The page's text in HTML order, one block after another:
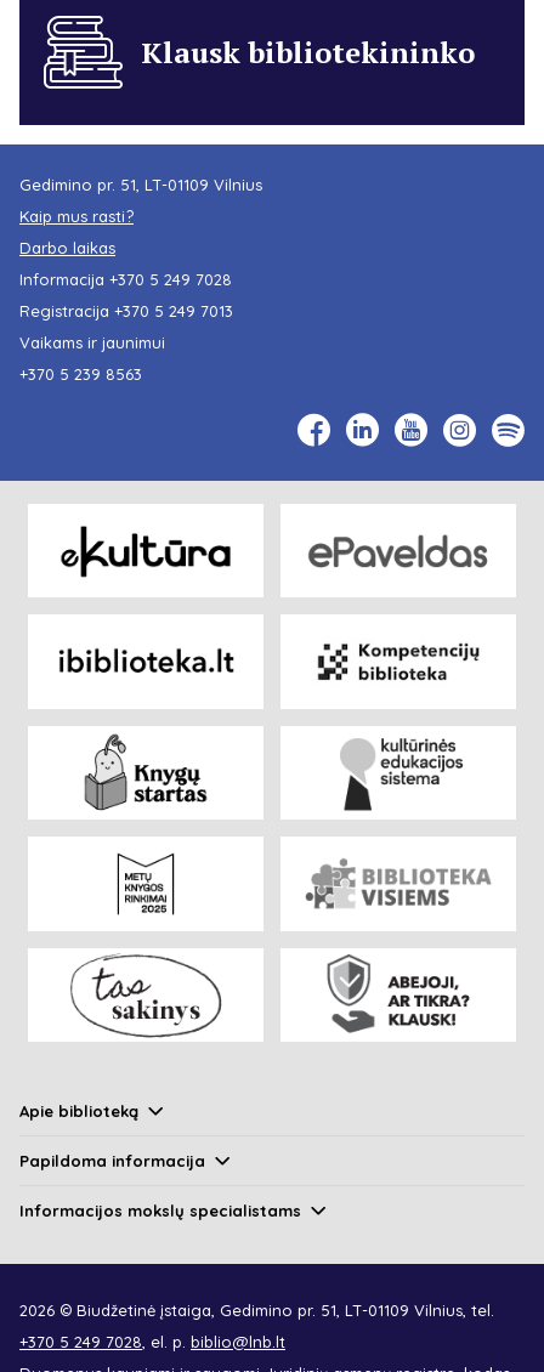
Klausk bibliotekininko
Gedimino pr. 51, LT-01109 Vilnius
Kaip mus rasti?
Darbo laikas
Informacija +370 5 249 7028
Registracija +370 5 249 7013
Vaikams ir jaunimui
+370 5 239 8563
Apie biblioteką
Papildoma informacija
Informacijos mokslų specialistams
2026 © Biudžetinė įstaiga, Gedimino pr. 51, LT-01109 Vilnius, tel.
+370 5 249 7028 , el. p. biblio@lnb.lt